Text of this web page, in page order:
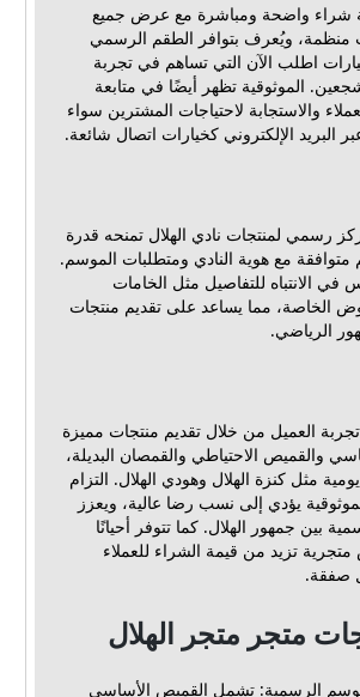
شراء واضحة ومباشرة مع عرض جميع
منظمة، ويُعرف بتوافر الطقم الرسمي
25-26 وخيارات اطلب الآن التي تساهم في تجربة
الموثوقية تظهر أيضًا في متابعة
والاستجابة لاحتياجات المشترين سواء
البريد الإلكتروني كخيارات اتصال شائعة.
رسمي لمنتجات نادي الهلال تمنحه قدرة
مع هوية النادي ومتطلبات الموسم.
في الانتباه للتفاصيل مثل الخامات
الخاصة، مما يساعد على تقديم منتجات
الرياضي.
العميل من خلال تقديم منتجات مميزة
والقميص الاحتياطي والقمصان البديلة،
مثل كنزة الهلال وهودي الهلال. التزام
يؤدي إلى نسب رضا عالية، ويعزز
بين جمهور الهلال. كما تتوفر أحيانًا
تزيد من قيمة الشراء للعملاء
صفقة.
متجر متجر الهلال
الرسمية: تشمل القميص الأساسي